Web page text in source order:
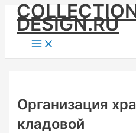
Skip
content
DESIGN.RU
Main
Menu
Организация
кладовой